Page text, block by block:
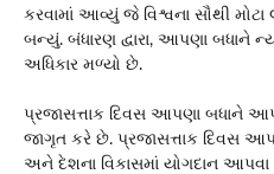
કરવામાં આવ્યું જે વિશ્વના સૌથી
બન્યું. બંધારણ દ્વારા, આપણા બધાને
અધિકાર મળ્યો છે.
પ્રજાસત્તાક દિવસ આપણા બધાને
જાગૃત કરે છે. પ્રજાસત્તાક દિવસ
અને દેશના વિકાસમાં યોગદાન